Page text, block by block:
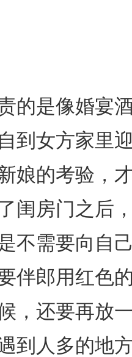
的是像婚宴
到女方家里
娘的考验，
闺房门之后
不需要向自
伴郎用红色
，还要再放
到人多的地